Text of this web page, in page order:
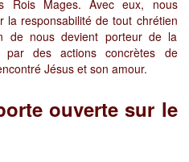
Rois Mages. Avec eux, nous
la responsabilité de tout chrétien
de nous devient porteur de la
par des actions concrètes de
Jésus et son amour.
ouverte sur le